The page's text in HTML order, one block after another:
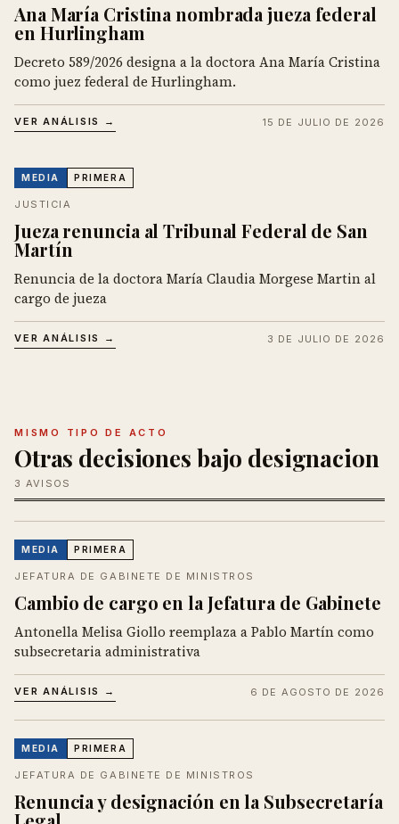
Ana María Cristina nombrada jueza federal
en Hurlingham
Decreto 589/2026 designa a la doctora Ana María Cristina
como juez federal de Hurlingham.
VER ANÁLISIS → 15 DE JULIO DE 2026
MEDIA PRIMERA
JUSTICIA
Jueza renuncia al Tribunal Federal de San
Martín
Renuncia de la doctora María Claudia Morgese Martin al
cargo de jueza
VER ANÁLISIS → 3 DE JULIO DE 2026
MISMO TIPO DE ACTO
Otras decisiones bajo designacion
3 AVISOS
MEDIA PRIMERA
JEFATURA DE GABINETE DE MINISTROS
Cambio de cargo en la Jefatura de Gabinete
Antonella Melisa Giollo reemplaza a Pablo Martín como
subsecretaria administrativa
VER ANÁLISIS → 6 DE AGOSTO DE 2026
MEDIA PRIMERA
JEFATURA DE GABINETE DE MINISTROS
Renuncia y designación en la Subsecretaría